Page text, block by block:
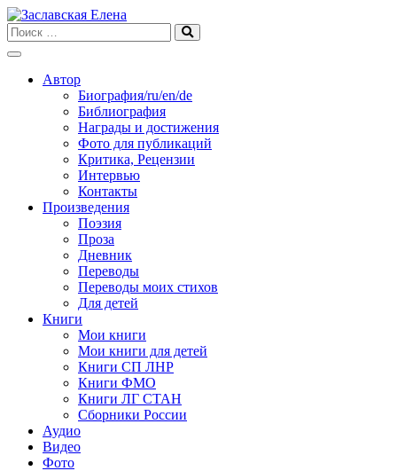
Skip
to
content
Автор
Биография/ru/en/de
Библиография
Награды и достижения
Фото для публикаций
Критика, Рецензии
Интервью
Контакты
Произведения
Поэзия
Проза
Дневник
Переводы
Переводы моих стихов
Для детей
Книги
Мои книги
Мои книги для детей
Книги СП ЛНР
Книги ФМО
Книги ЛГ СТАН
Сборники России
Аудио
Видео
Фото